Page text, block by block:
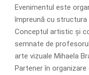
Evenimentul este
împreună cu structura
Conceptul artistic și
semnate de
arte vizuale Mihaela
Partener în